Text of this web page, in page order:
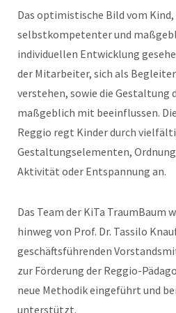
Das optimistische Bild vom Kind,
selbstkompetenter und
individuellen Entwicklung
der Mitarbeiter, sich als
verstehen, sowie die Gestaltung
maßgeblich mit beeinflussen.
Reggio regt Kinder durch
Gestaltungselementen,
Aktivität oder Entspannung an.
Das Team der KiTa TraumBaum
hinweg von Prof. Dr. Tassilo
geschäftsführenden
zur Förderung der Reggio-
neue Methodik eingeführt und
unterstützt.